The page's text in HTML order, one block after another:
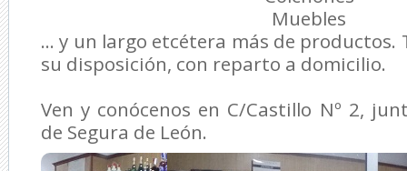
Muebles
... y un largo etcétera más de productos.
su disposición, con reparto a domicilio.
Ven y conócenos en C/Castillo Nº 2,
de Segura de León.